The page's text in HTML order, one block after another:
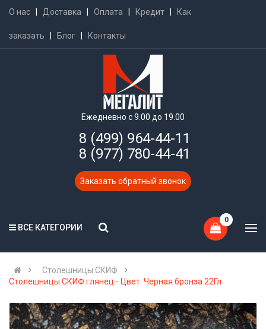
О нас Доставка Оплата Кредит Как
заказать Блог Контакты
Ежедневно с 9.00 до 19.00
8 (499) 964-44-11
8 (977) 780-44-41
Заказать обратный звонок
ВСЕ КАТЕГОРИИ
0
Столешницы СКИФ
Столешницы СКИФ глянец - Цвет: Черная бронза 22Гл